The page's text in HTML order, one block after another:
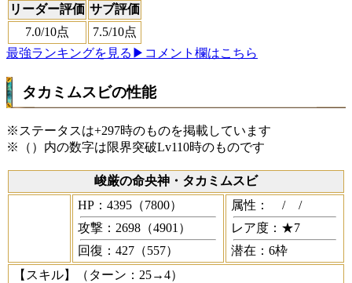
リーダー評価 サブ評価
7.0/10点 7.5/10点
最強ランキングを見る ▶コメント欄はこちら
タカミムスビの性能
※ステータスは+297時のものを掲載しています
※（）内の数字は限界突破Lv110時のものです
峻厳の命央神・タカミムスビ
HP：4395（7800）
攻撃：2698（4901）
回復：427（557）
属性： /
/
レア度：★7
潜在：6枠
【スキル】
（ターン：25→4）